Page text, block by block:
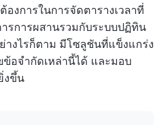
งการในการจัดตารางเวลาที่
รการผสานรวมกับระบบปฏิทิน
างไรก็ตาม มีโซลูชันที่แข็งแกร่ง
ข้อจำกัดเหล่านี้ได้ และมอบ
งขึ้น